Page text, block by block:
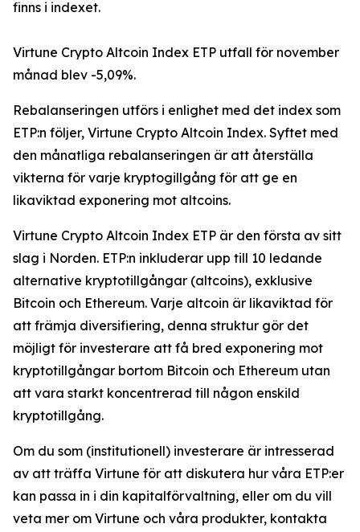
finns i indexet.
Virtune Crypto Altcoin Index ETP utfall för november
månad blev -5,09%.
Rebalanseringen utförs i enlighet med det index som
ETP:n följer, Virtune Crypto Altcoin Index. Syftet med
den månatliga rebalanseringen är att återställa
vikterna för varje kryptogillgång för att ge en
likaviktad exponering mot altcoins.
Virtune Crypto Altcoin Index ETP är den första av sitt
slag i Norden. ETP:n inkluderar upp till 10 ledande
alternative kryptotillgångar (altcoins), exklusive
Bitcoin och Ethereum. Varje altcoin är likaviktad för
att främja diversifiering, denna struktur gör det
möjligt för investerare att få bred exponering mot
kryptotillgångar bortom Bitcoin och Ethereum utan
att vara starkt koncentrerad till någon enskild
kryptotillgång.
Om du som (institutionell) investerare är intresserad
av att träffa Virtune för att diskutera hur våra ETP:er
kan passa in i din kapitalförvaltning, eller om du vill
veta mer om Virtune och våra produkter, kontakta